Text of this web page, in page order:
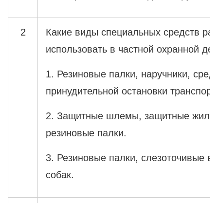
2
Какие виды специальных средств
использовать в частной охранной
1. Резиновые палки, наручники,
принудительной остановки
2. Защитные шлемы, защитные
резиновые палки.
3. Резиновые палки, слезоточивые
собак.